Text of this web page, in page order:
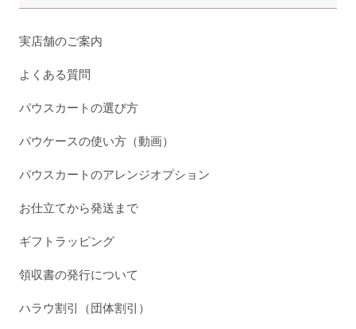
実店舗のご案内
よくある質問
パウスカートの選び方
パウケースの使い方（動画）
パウスカートのアレンジオプション
お仕立てから発送まで
ギフトラッピング
領収書の発行について
ハラウ割引（団体割引）